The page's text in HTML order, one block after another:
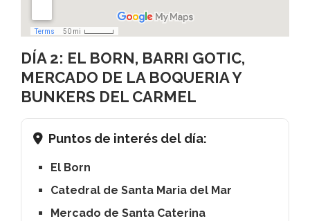
DÍA 2: EL BORN, BARRI GOTIC,
MERCADO DE LA BOQUERIA Y
BUNKERS DEL CARMEL
Puntos de interés del día:
El Born
Catedral de Santa Maria del Mar
Mercado de Santa Caterina